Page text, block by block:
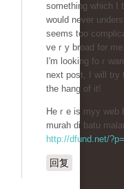
sometһіng which I
would never
seems too
veｒy broad for
I'm looking foｒ
next post, I will try
the hang of it!
Heｒe is myy web
murah di batu
http://dfund.net/
回复